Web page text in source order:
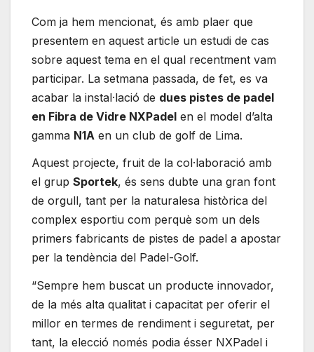
Com ja hem mencionat, és amb plaer que
presentem en aquest article un estudi de cas
sobre aquest tema en el qual recentment vam
participar. La setmana passada, de fet, es va
acabar la instal·lació de dues pistes de padel
en Fibra de Vidre NXPadel en el model d’alta
gamma N1A en un club de golf de Lima.
Aquest projecte, fruit de la col·laboració amb
el grup Sportek, és sens dubte una gran font
de orgull, tant per la naturalesa històrica del
complex esportiu com perquè som un dels
primers fabricants de pistes de padel a apostar
per la tendència del Padel-Golf.
“Sempre hem buscat un producte innovador,
de la més alta qualitat i capacitat per oferir el
millor en termes de rendiment i seguretat, per
tant, la elecció només podia ésser NXPadel i